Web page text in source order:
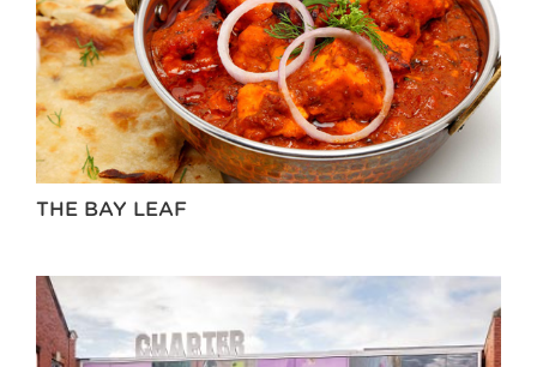
THE BAY LEAF